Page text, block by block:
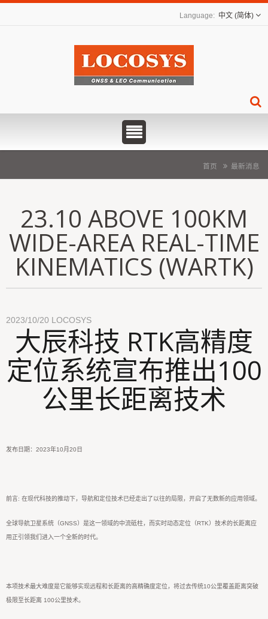
中文 (简体)
首页 最新消息
23.10 ABOVE 100KM
WIDE-AREA REAL-TIME
KINEMATICS (WARTK)
2023/10/20 LOCOSYS
大辰科技 RTK高精度
定位系统宣布推出100
公里长距离技术
发布日期：2023年10月20日
前言: 在现代科技的推动下，导航和定位技术已经走出了以往的局限，开启了无数新的应用领域。
全球导航卫星系统（GNSS）是这一领域的中流砥柱，而实时动态定位（RTK）技术的长距离应
用正引领我们进入一个全新的时代。
本项技术最大难度是它能够实现远程和长距离的高精确度定位，将过去传统10公里覆盖距离突破
极限至长距离 100公里技术。